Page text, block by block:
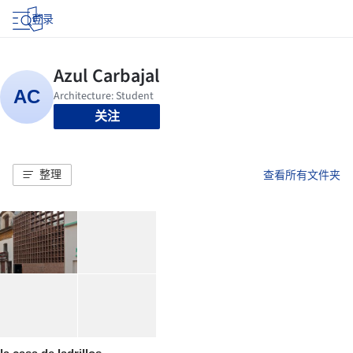
登录
关注
整理 查看所有文件夹